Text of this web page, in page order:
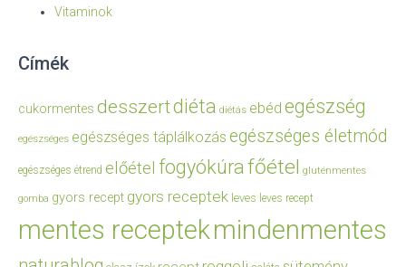
Vitaminok
Címék
cukormentes desszertdiéta diétás ebéd egészség
egészséges egészséges táplálkozás egészséges életmód
egészséges étrend előétel fogyókúrafőétel gluténmentes
gomba gyors recept gyors receptek leves leves recept
mentes receptekmindenmentes